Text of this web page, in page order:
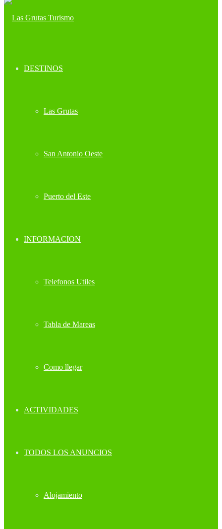
DESTINOS
Las Grutas
San Antonio Oeste
Puerto del Este
INFORMACION
Telefonos Utiles
Tabla de Mareas
Como llegar
ACTIVIDADES
TODOS LOS ANUNCIOS
Alojamiento